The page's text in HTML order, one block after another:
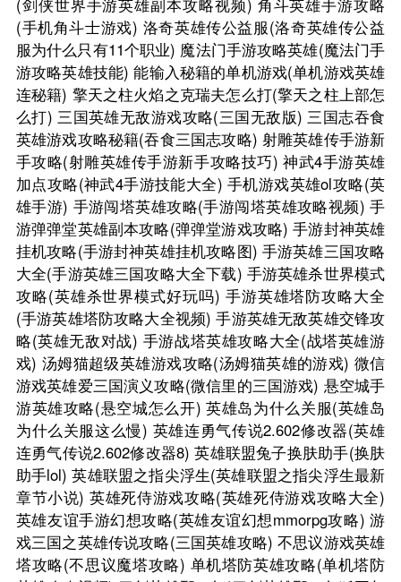
(手机角斗士游戏) 洛奇英雄传公益服(洛奇英雄传公益
服为什么只有11个职业) 魔法门手游攻略英雄(魔法门手
游攻略英雄技能) 能输入秘籍的单机游戏(单机游戏英雄
连秘籍) 擎天之柱火焰之克瑞夫怎么打(擎天之柱上部怎
么打) 三国英雄无敌游戏攻略(三国无敌版) 三国志吞食
英雄游戏攻略秘籍(吞食三国志攻略) 射雕英雄传手游新
手攻略(射雕英雄传手游新手攻略技巧) 神武4手游英雄
加点攻略(神武4手游技能大全) 手机游戏英雄ol攻略(英
雄手游) 手游闯塔英雄攻略(手游闯塔英雄攻略视频) 手
游弹弹堂英雄副本攻略(弹弹堂游戏攻略) 手游封神英雄
挂机攻略(手游封神英雄挂机攻略图) 手游英雄三国攻略
大全(手游英雄三国攻略大全下载) 手游英雄杀世界模式
攻略(英雄杀世界模式好玩吗) 手游英雄塔防攻略大全
(手游英雄塔防攻略大全视频) 手游英雄无敌英雄交锋攻
略(英雄无敌对战) 手游战塔英雄攻略大全(战塔英雄游
戏) 汤姆猫超级英雄游戏攻略(汤姆猫英雄的游戏) 微信
游戏英雄爱三国演义攻略(微信里的三国游戏) 悬空城手
游英雄攻略(悬空城怎么开) 英雄岛为什么关服(英雄岛
为什么关服这么慢) 英雄连勇气传说2.602修改器(英雄
连勇气传说2.602修改器8) 英雄联盟兔子换肤助手(换肤
助手lol) 英雄联盟之指尖浮生(英雄联盟之指尖浮生最新
章节小说) 英雄死侍游戏攻略(英雄死侍游戏攻略大全)
英雄友谊手游幻想攻略(英雄友谊幻想mmorpg攻略) 游
戏三国之英雄传说攻略(三国英雄攻略) 不思议游戏英雄
塔攻略(不思议魔塔攻略) 单机塔防英雄攻略(单机塔防